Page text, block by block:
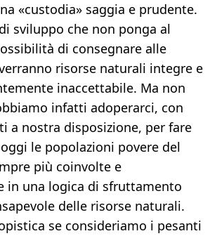
«custodia» saggia e prudente.
sviluppo che non ponga al
di consegnare alle
risorse naturali integre e
inaccettabile. Ma non
infatti adoperarci, con
a nostra disposizione, per fare
le popolazioni povere del
più coinvolte e
in una logica di sfruttamento
delle risorse naturali.
se consideriamo i pesanti